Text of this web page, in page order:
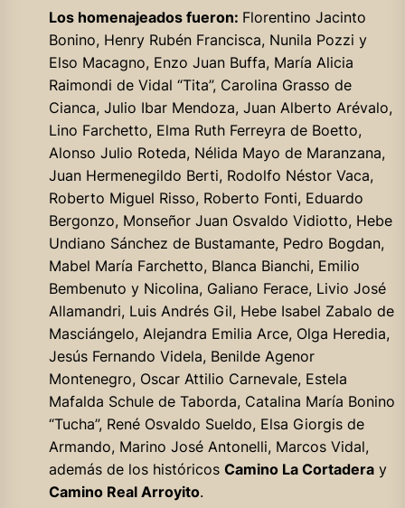
Los homenajeados fueron: Florentino Jacinto
Bonino, Henry Rubén Francisca, Nunila Pozzi y
Elso Macagno, Enzo Juan Buffa, María Alicia
Raimondi de Vidal “Tita”, Carolina Grasso de
Cianca, Julio Ibar Mendoza, Juan Alberto Arévalo,
Lino Farchetto, Elma Ruth Ferreyra de Boetto,
Alonso Julio Roteda, Nélida Mayo de Maranzana,
Juan Hermenegildo Berti, Rodolfo Néstor Vaca,
Roberto Miguel Risso, Roberto Fonti, Eduardo
Bergonzo, Monseñor Juan Osvaldo Vidiotto, Hebe
Undiano Sánchez de Bustamante, Pedro Bogdan,
Mabel María Farchetto, Blanca Bianchi, Emilio
Bembenuto y Nicolina, Galiano Ferace, Livio José
Allamandri, Luis Andrés Gil, Hebe Isabel Zabalo de
Masciángelo, Alejandra Emilia Arce, Olga Heredia,
Jesús Fernando Videla, Benilde Agenor
Montenegro, Oscar Attilio Carnevale, Estela
Mafalda Schule de Taborda, Catalina María Bonino
“Tucha”, René Osvaldo Sueldo, Elsa Giorgis de
Armando, Marino José Antonelli, Marcos Vidal,
además de los históricos Camino La Cortaderay
Camino Real Arroyito.